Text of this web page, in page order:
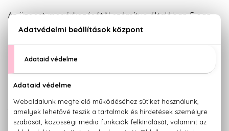
Az üzenet megérkezésétől számítva általában 5 nap
áll a rendelkezésére, hogy átvegye csomagját az
adott pont nyitvatartási idején belül bármikor. Erről a
futárszolgálat pontos értesítést küld.
3. Csomagautomatába történő szállítás
E-mailben értesítjük, ha átadtuk a csomagot a
futárszolgálatnak, utána a Foxpost futárszolgálattól
kap majd Viber üzenetet vagy SMS-s illetve e-mail